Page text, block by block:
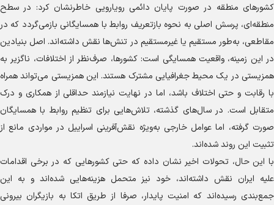
کشور‌های منطقه در صورت پایان دائمی رویارویی خاطرنشان کرد: در سطح
منطقه‌ای، پرسش اصلی به نحوه بازتعریف روابط با همسایگانی بازمی‌گردد که در
مقاطعی، به‌طور مستقیم یا غیرمستقیم در تنش‌ها نقش داشته‌اند. اصل بنیادین
در این زمینه، واقعیت همسایگی است: کشورها، صرف‌نظر از اختلافات، ناگزیر به
همزیستی در یک محیط جغرافیایی مشترک هستند. این همزیستی می‌تواند همراه
با رقابت و حتی اختلاف باشد، اما در نهایت نیازمند حداقلی از همکاری و درک
متقابل است. در سال‌های گذشته، تلاش‌هایی برای تنظیم روابط با همسایگان
صورت گرفته، اما عوامل خارجی به‌ویژه نقش‌آفرینی اسراییل در مواردی مانع از
تثبیت این روند شده‌اند.
با این حال، تحولات اخیر نشان داده که حتی کشور‌هایی که در برخی اقدامات
علیه ایران نقش داشته‌اند، خود نیز متحمل هزینه‌هایی شده‌اند و به این
جمع‌بندی رسیده‌اند که امنیت پایدار، صرفا از طریق اتکا به بازیگران بیرونی